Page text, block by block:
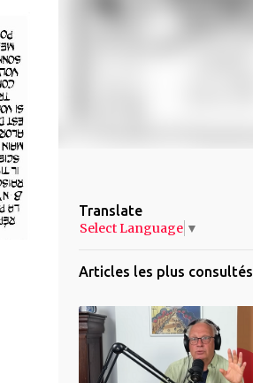
Translate
Select Language ▼
Articles les plus consultés